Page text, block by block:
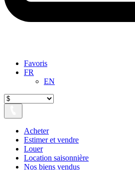
Favoris
FR
EN
Acheter
Estimer et vendre
Louer
Location saisonnière
Nos biens vendus